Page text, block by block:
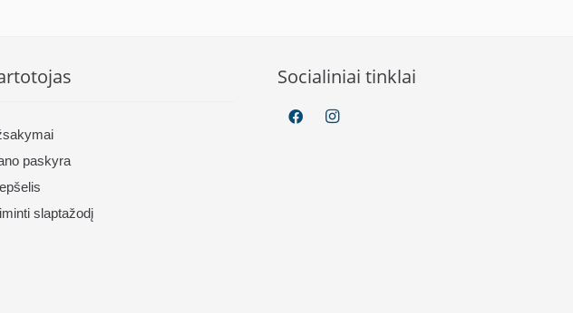
paskyra
slaptažodį
Socialiniai tinklai